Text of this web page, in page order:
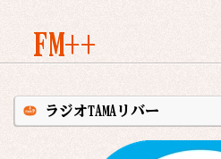
FM++
ラジオTAMAリバー